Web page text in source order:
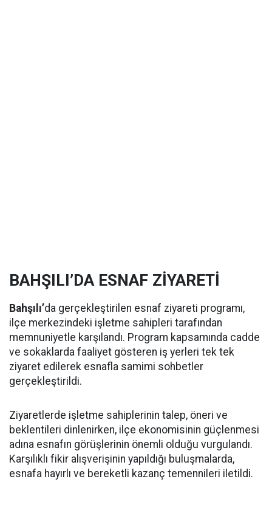
BAHŞILI’DA ESNAF ZİYARETİ
Bahşılı’da gerçekleştirilen esnaf ziyareti programı,
ilçe merkezindeki işletme sahipleri tarafından
memnuniyetle karşılandı. Program kapsamında cadde
ve sokaklarda faaliyet gösteren iş yerleri tek tek
ziyaret edilerek esnafla samimi sohbetler
gerçekleştirildi.
Ziyaretlerde işletme sahiplerinin talep, öneri ve
beklentileri dinlenirken, ilçe ekonomisinin güçlenmesi
adına esnafın görüşlerinin önemli olduğu vurgulandı.
Karşılıklı fikir alışverişinin yapıldığı buluşmalarda,
esnafa hayırlı ve bereketli kazanç temennileri iletildi.